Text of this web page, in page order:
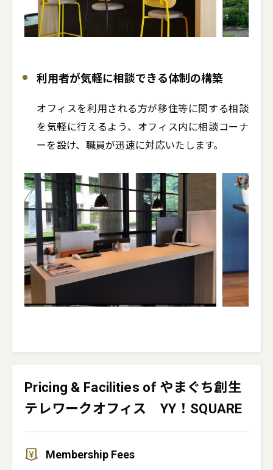
利用者が気軽に相談できる体制の構築
オフィスを利用される方が移住等に関する相談
を気軽に行えるよう、オフィス内に相談コーナ
ーを設け、職員が迅速に対応いたします。
Pricing & Facilities of やまぐち創生
テレワークオフィス YY！SQUARE
Membership Fees